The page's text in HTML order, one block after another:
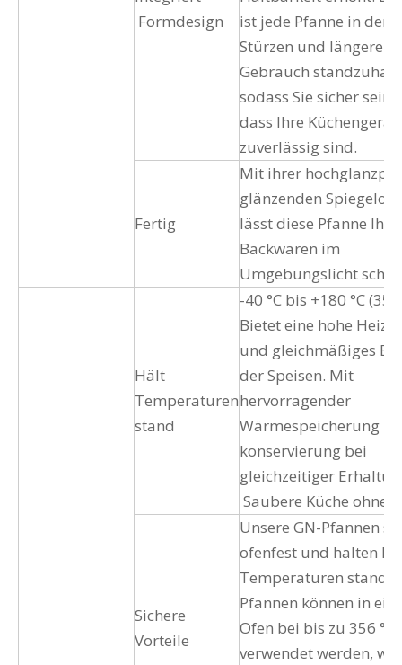
Formdesign
ist jede Pfanne in der
Stürzen und längerem
Gebrauch
sodass Sie sicher sein
dass Ihre
zuverlässig sind.
Fertig
Mit ihrer
glänzenden
lässt diese Pfanne Ihre
Backwaren im
Umgebungslicht
Hält
Temperaturen
stand
-40 °C bis +180 °C (356
Bietet eine hohe
und gleichmäßiges
der Speisen. Mit
hervorragender
Wärmespeicherung
konservierung bei
gleichzeitiger
Saubere Küche ohne
Sichere
Vorteile
Unsere GN-Pfannen
ofenfest und halten
Temperaturen stand.
Pfannen können in
Ofen bei bis zu 356 °F
verwendet werden,